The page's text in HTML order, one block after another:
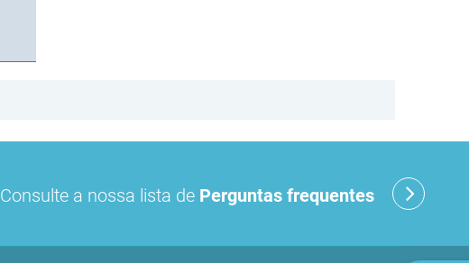
Consulte a nossa lista de Perguntas frequentes